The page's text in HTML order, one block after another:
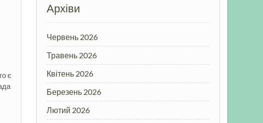
є
Архіви
Червень 2026
Травень 2026
Квітень 2026
Березень 2026
Лютий 2026